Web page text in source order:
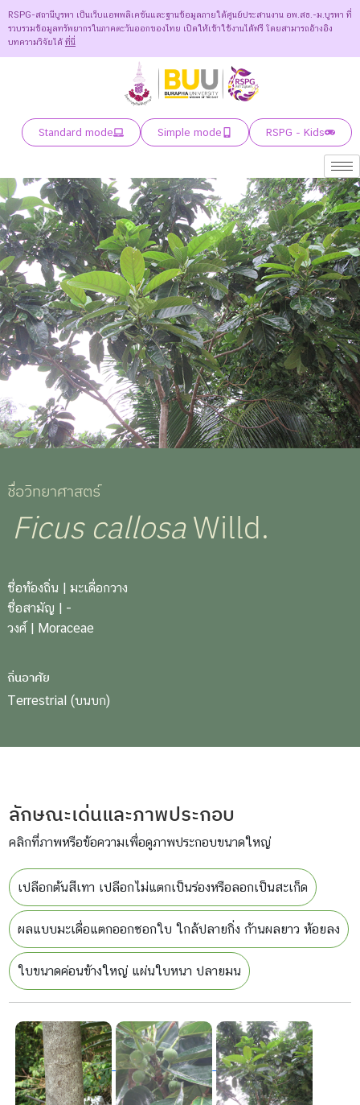
RSPG-สถานีบูรพา เป็นเว็บแอพพลิเคชันและฐานข้อมูลภายใต้ศูนย์ประสานงาน อพ.สธ.-ม.บูรพา ที่
รวบรวมข้อมูลทรัพยากรในภาคตะวันออกของไทย เปิดให้เข้าใช้งานได้ฟรี โดยสามารถอ้างอิง
บทความวิจัยได้ ที่นี่
Standard mode Simple mode RSPG - Kids
ชื่อวิทยาศาสตร์
Ficus callosaWilld.
ชื่อท้องถิ่น | มะเดื่อกวาง
ชื่อสามัญ | -
วงศ์ | Moraceae
ถิ่นอาศัย
Terrestrial (บนบก)
ลักษณะเด่นและภาพประกอบ
คลิกที่ภาพหรือข้อความเพื่อดูภาพประกอบขนาดใหญ่
เปลือกต้นสีเทา เปลือกไม่แตกเป็นร่องหรือลอกเป็นสะเก็ด
ผลแบบมะเดื่อแตกออกซอกใบ ใกล้ปลายกิ่ง ก้านผลยาว ห้อยลง
ใบขนาดค่อนข้างใหญ่ แผ่นใบหนา ปลายมน